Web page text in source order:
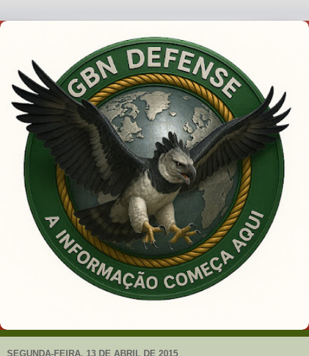
SEGUNDA-FEIRA, 13 DE ABRIL DE 2015